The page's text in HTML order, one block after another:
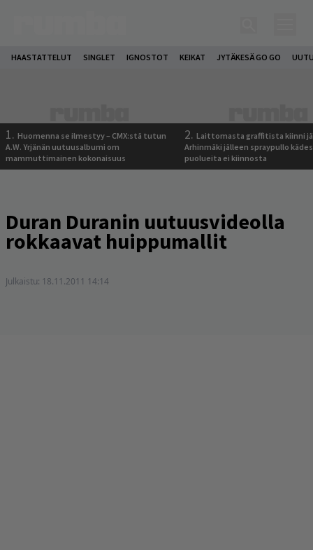
HAASTATTELUT SINGLET IGNOSTOT KEIKAT JYTÄKESÄ GO GO
1. Huomenna se ilmestyy – CMX:stä tutun
A.W. Yrjänän uutuusalbumi om
mammuttimainen kokonaisuus
2. Laittomasta graffitista kiinni
Arhinmäki jälleen spraypullo
puolueita ei kiinnosta
Duran Duranin uutuusvideolla
rokkaavat huippumallit
Julkaistu: 18.11.2011 14:14